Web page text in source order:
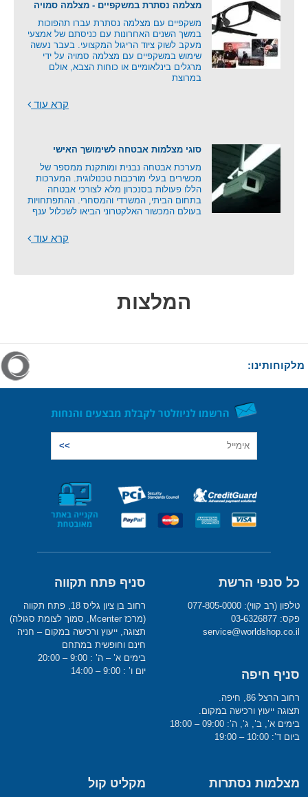
מצלמה נסתרת במשקפיים - מצלמה סמויה
משקפיים עם מצלמה נסתרת עברו תהפוכות
במשך השנים האחרונות עם כניסתם של אמצעי
מעקב לשוק ציוד הריגול המקצועי. בעבר נעשה
שימוש במשקפיים עם מצלמה סמויה על ידי
מרגלים בינלאומיים או כוחות הצבא, אולם
במרוצת
קרא עוד
סוגי מצלמות אבטחה לשימושך האישי
מערכת אבטחה נבנית ומותקנת ממספר של
מכשירים בעלי מורכבות טכנולוגית. המערכות
הללו פעולות בסנכרון מלא לצורכי אבטחה
בתחום הביתי, המשרדי והמסחרי. ההתפתחויות
בעולם המכשור האלקטרוני הביאו לשכלול ענף
קרא עוד
המלצות
מלקוחותינו:
כל סנפי הרשת
טלפון (רב קווי): 077-805-0000
פקס: 03-6326877
service@worldshop.co.il
סניף חיפה
רחוב הרצל 86, חיפה.
תצוגה ייעוץ ורכישה במקום.
בימים א’, ב’, ג’, ה’: 09:00 – 18:00
ביום ד’: 10:00 – 19:00
סניף פתח תקווה
רחוב בן ציון גליס 18, פתח תקווה
(מרכז Mcenter, סמוך לצומת סגולה)
תצוגה, ייעוץ ורכישה במקום – חניה
חינם וחופשית במתחם
בימים א’ – ה’ : 9:00 – 20:00
יום ו’ : 9:00 – 14:00
מצלמות נסתרות מקליט קול